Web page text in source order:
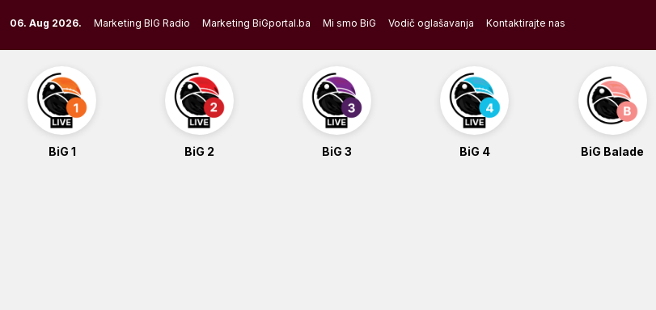
to
content
06. Aug 2026. Marketing BIG Radio Marketing BiGportal.ba Mi smo BiG Vodič oglašavanja Kontaktirajte nas
BiG 1 BiG 2 BiG 3 BiG 4 BiG Balade